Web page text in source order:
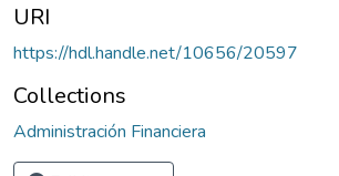
URI
https://hdl.handle.net/10656/20597
Collections
Administración Financiera